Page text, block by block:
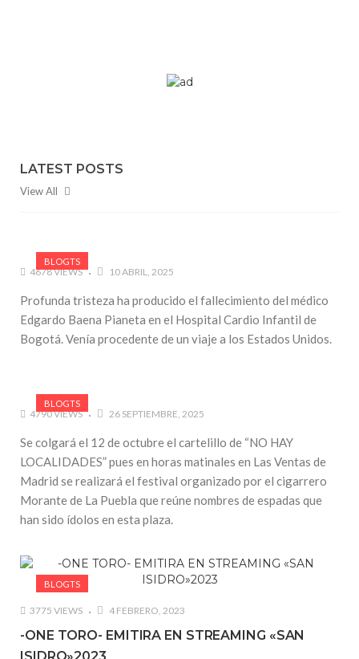
LATEST POSTS
View All
BLOGTS
4678 VIEWS 10 ABRIL, 2025
Profunda tristeza ha producido el fallecimiento del médico
Edgardo Baena Pianeta en el Hospital Cardio Infantil de
Bogotá. Venía procedente de un viaje a los Estados Unidos.
BLOGTS
4790 VIEWS 26 SEPTIEMBRE, 2025
Se colgará el 12 de octubre el cartelillo de “NO HAY
LOCALIDADES” pues en horas matinales en Las Ventas de
Madrid se realizará el festival organizado por el cigarrero
Morante de La Puebla que reúne nombres de espadas que
han sido ídolos en esta plaza.
BLOGTS
3775 VIEWS 4 FEBRERO, 2023
-ONE TORO- EMITIRA EN STREAMING «SAN
ISIDRO»2023